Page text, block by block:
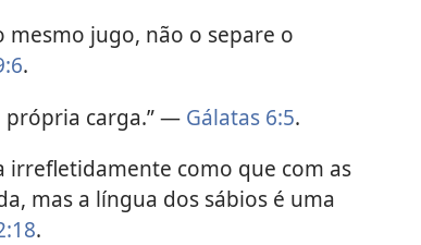
mesmo jugo, não o separe o
.
própria carga.” — Gálatas 6:5.
irrefletidamente como que com as
mas a língua dos sábios é uma
.